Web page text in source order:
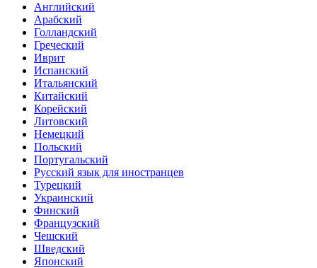
Английский
Арабский
Голландский
Греческий
Иврит
Испанский
Итальянский
Китайский
Корейский
Литовский
Немецкий
Польский
Португальский
Русский язык для иностранцев
Турецкий
Украинский
Финский
Французский
Чешский
Шведский
Японский